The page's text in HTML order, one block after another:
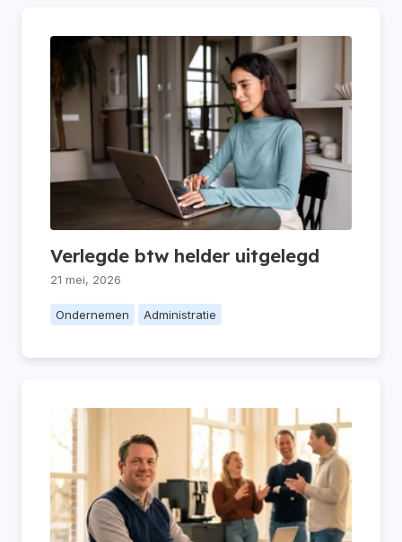
Verlegde btw helder uitgelegd
21 mei, 2026
Ondernemen Administratie